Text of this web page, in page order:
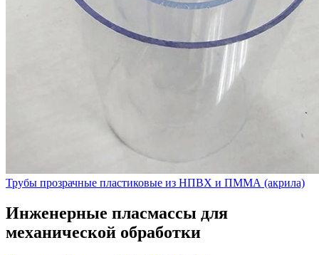
Трубы прозрачные пластиковые из НПВХ и ПММА (акрила)
Инженерные пласмассы для
механической обработки